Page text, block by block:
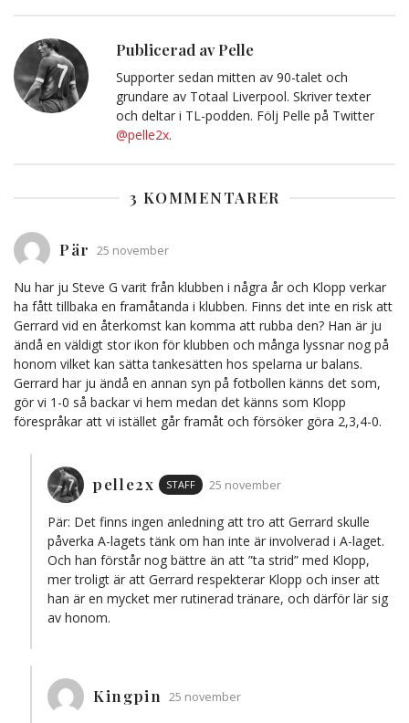
Publicerad av Pelle
Supporter sedan mitten av 90-talet och
grundare av Totaal Liverpool. Skriver texter
och deltar i TL-podden. Följ Pelle på Twitter
@pelle2x.
3 KOMMENTARER
Pär 25 november
Nu har ju Steve G varit från klubben i några år och Klopp verkar
ha fått tillbaka en framåtanda i klubben. Finns det inte en risk att
Gerrard vid en återkomst kan komma att rubba den? Han är ju
ändå en väldigt stor ikon för klubben och många lyssnar nog på
honom vilket kan sätta tankesätten hos spelarna ur balans.
Gerrard har ju ändå en annan syn på fotbollen känns det som,
gör vi 1-0 så backar vi hem medan det känns som Klopp
förespråkar att vi istället går framåt och försöker göra 2,3,4-0.
pelle2x STAFF 25 november
Pär: Det finns ingen anledning att tro att Gerrard skulle
påverka A-lagets tänk om han inte är involverad i A-laget.
Och han förstår nog bättre än att ”ta strid” med Klopp,
mer troligt är att Gerrard respekterar Klopp och inser att
han är en mycket mer rutinerad tränare, och därför lär sig
av honom.
Kingpin 25 november